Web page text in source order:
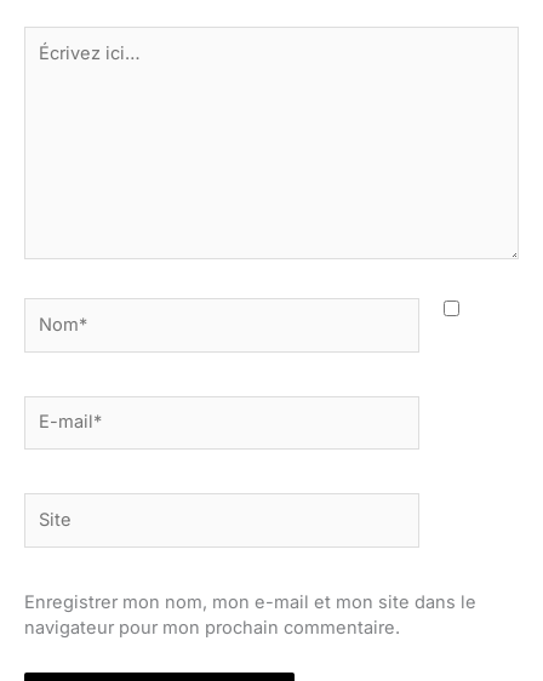
Écrivez
ici…
mail*
Enregistrer mon nom, mon e-mail et mon site dans le
navigateur pour mon prochain commentaire.